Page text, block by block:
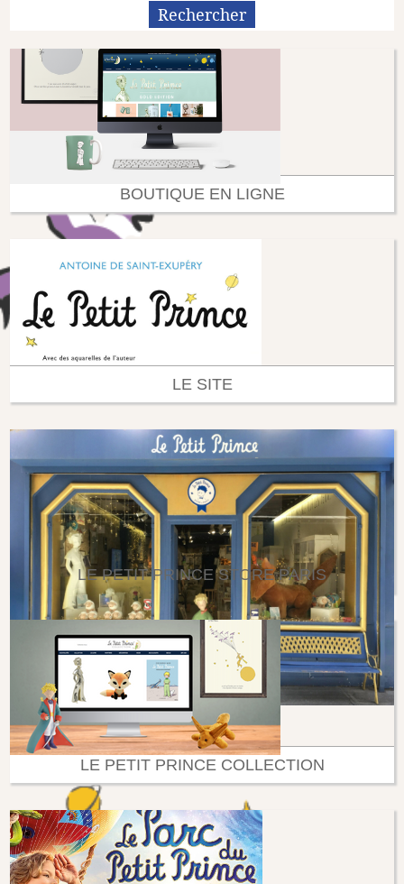
BOUTIQUE EN LIGNE
LE SITE
LE PETIT PRINCE STORE PARIS
LE PETIT PRINCE COLLECTION